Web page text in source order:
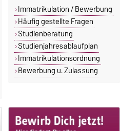
Immatrikulation / Bewerbung
Häufig gestellte Fragen
Studienberatung
Studienjahresablaufplan
Immatrikulationsordnung
Bewerbung u. Zulassung